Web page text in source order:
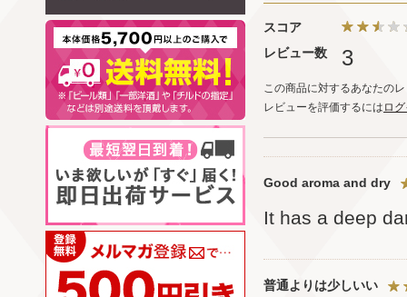
スコア
レビュー数
3
この商品に対するあなたの
レビューを評価するには ロ
Good aroma and dry
It has a deep
普通よりは少しいい